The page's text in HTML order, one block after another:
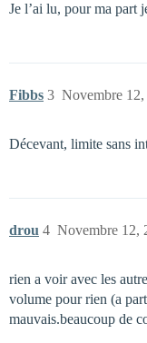
Je l’ai lu, pour ma part
Fibbs Novembre
3
Décevant, limite sans
drou Novembre 12,
4
rien a voir avec les
volume pour rien (a
mauvais.beaucoup de